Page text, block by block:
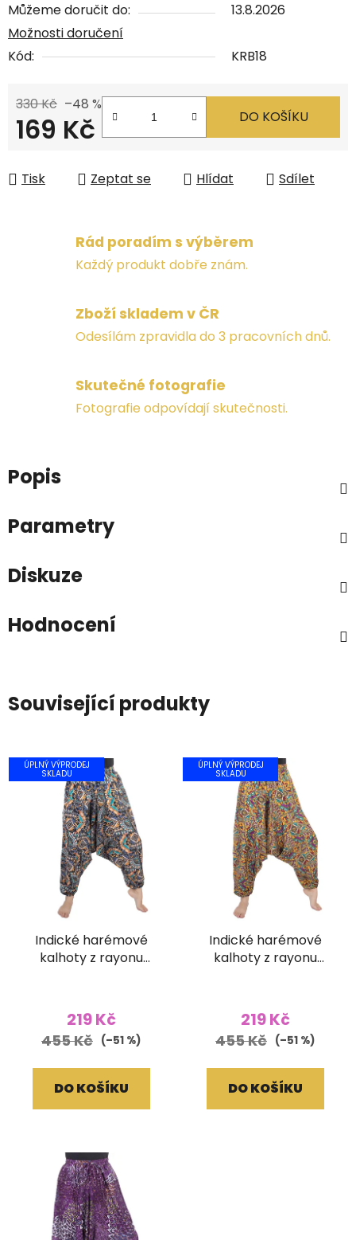
Můžeme doručit do:
13.8.2026
Možnosti doručení
Kód:
KRB18
330 Kč –48 %
169 Kč DO KOŠÍKU
Tisk Zeptat se Hlídat Sdílet
Rád poradím s výběrem
Každý produkt dobře znám.
Zboží skladem v ČR
Odesílám zpravidla do 3 pracovních dnů.
Skutečné fotografie
Fotografie odpovídají skutečnosti.
Popis
Parametry
Diskuze
Hodnocení
Související produkty
ÚPLNÝ VÝPRODEJ
SKLADU
Indické harémové
kalhoty z rayonu
219 Kč
455 Kč (–51 %)
DO KOŠÍKU
ÚPLNÝ VÝPRODEJ
SKLADU
Indické harémové
kalhoty z rayonu
219 Kč
455 Kč (–51 %)
DO KOŠÍKU